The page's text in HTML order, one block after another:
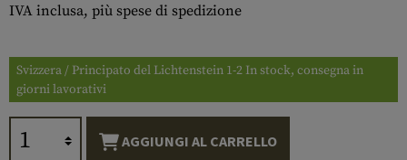
IVA inclusa, più spese di spedizione
Svizzera / Principato del Lichtenstein 1-2 In stock, consegna in
giorni lavorativi
AGGIUNGI AL CARRELLO